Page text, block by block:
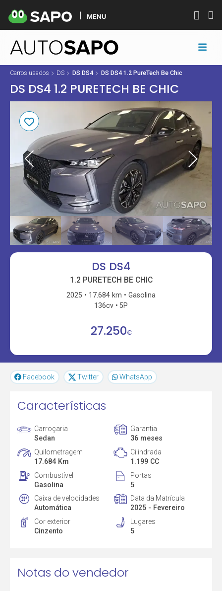
MENU
Carros usados DS DS DS4 DS DS4 1.2 PureTech Be Chic
DS DS4 1.2 PURETECH BE CHIC
DS DS4
1.2 PURETECH BE CHIC
2025 17.684 km
Gasolina
136cv
5P
27.250€
Facebook Twitter WhatsApp
Características
Carroçaria
Sedan
Garantia
36 meses
Quilometragem
17.684 Km
Cilindrada
1.199 CC
Combustível
Gasolina
Portas
5
Caixa de velocidades
Automática
Data da Matrícula
2025 - Fevereiro
Cor exterior
Cinzento
Lugares
5
Notas do vendedor